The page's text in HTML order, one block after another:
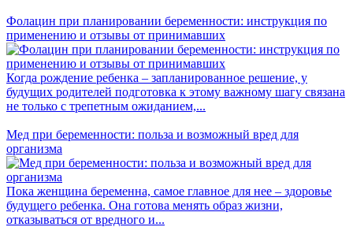
Фолацин при планировании беременности: инструкция по
применению и отзывы от принимавших
Когда рождение ребенка – запланированное решение, у
будущих родителей подготовка к этому важному шагу связана
не только с трепетным ожиданием,...
Мед при беременности: польза и возможный вред для
организма
Пока женщина беременна, самое главное для нее – здоровье
будущего ребенка. Она готова менять образ жизни,
отказываться от вредного и...